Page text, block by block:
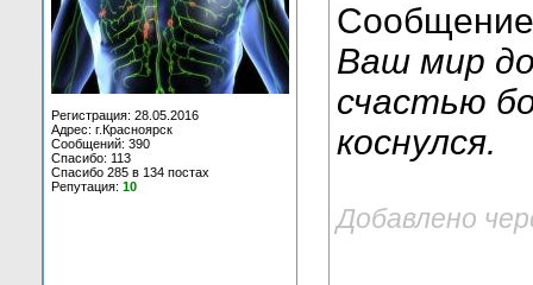
Регистрация: 28.05.2016
Адрес: г.Красноярск
Сообщений: 390
Спасибо: 113
Спасибо 285 в 134 постах
Репутация: 10
Ваш мир
счастью
коснулся.
Добавлено